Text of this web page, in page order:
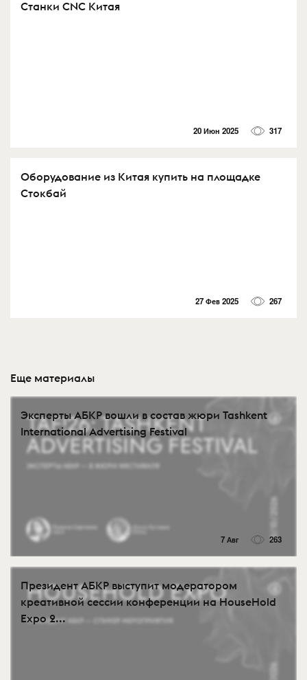
Станки CNC Китая
20 Июн 2025 317
Оборудование из Китая купить на площадке
Стокбай
27 Фев 2025 267
Еще материалы
Эксперты АБКР вошли в состав жюри Tashkent
International Advertising Festival
7 Авг 263
Президент АБКР выступит модератором
креативной сессии конференции на HouseHold
Expo 2...